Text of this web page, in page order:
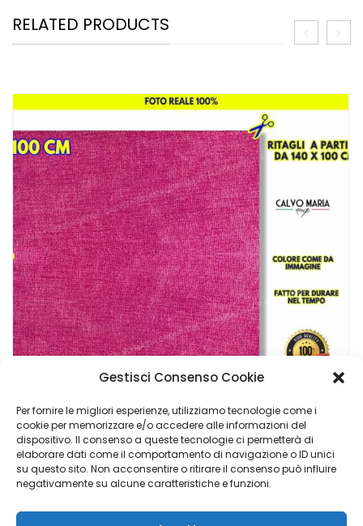
Gestisci Consenso Cookie
Per fornire le migliori esperienze, utilizziamo tecnologie come i
cookie per memorizzare e/o accedere alle informazioni del
dispositivo. Il consenso a queste tecnologie ci permetterà di
elaborare dati come il comportamento di navigazione o ID unici
su questo sito. Non acconsentire o ritirare il consenso può influire
negativamente su alcune caratteristiche e funzioni.
RELATED PRODUCTS
Tessuto Al Metro ROSA Per Tappezzeria Arredo Vellutino Per Divani E Poltrone
35,90€